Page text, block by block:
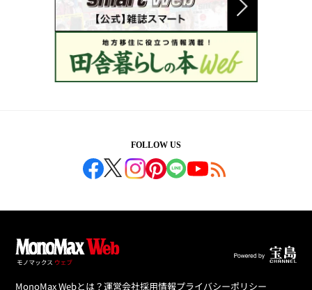
FOLLOW US
MonoMax Webとは？運営会社採用情報プライバシーポリシー